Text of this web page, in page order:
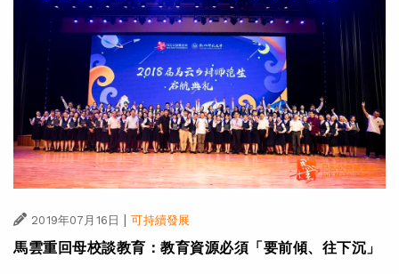
2019年07月16日 可持續發展
馬雲重回母校談教育：教育資源必須「要前傾、往下沉」